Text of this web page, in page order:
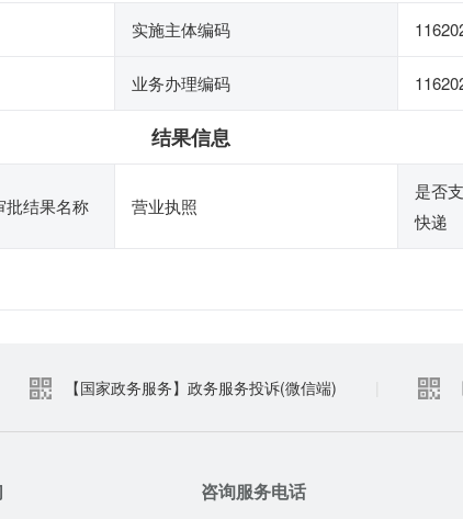
实施主体编码
业务办理编码
结果信息
批结果名称 营业执照
是否
快递
【国家政务服务】政务服务投诉(微信端)
咨询服务电话